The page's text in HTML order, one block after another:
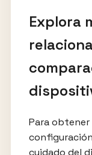
Explora
Para obtener
cuidado del